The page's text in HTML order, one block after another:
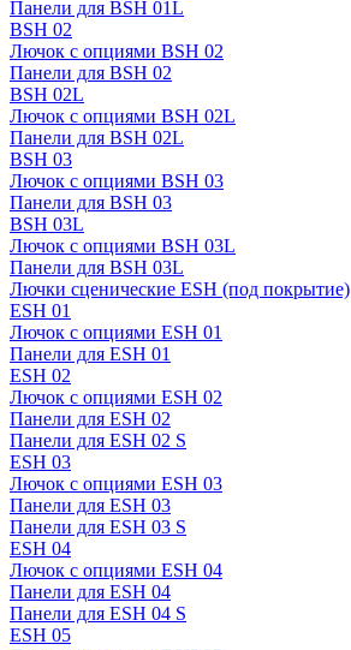
Панели для BSH 01L
BSH 02
Лючок с опциями BSH 02
Панели для BSH 02
BSH 02L
Лючок с опциями BSH 02L
Панели для BSH 02L
BSH 03
Лючок с опциями BSH 03
Панели для BSH 03
BSH 03L
Лючок с опциями BSH 03L
Панели для BSH 03L
Лючки сценические ESH (под покрытие)
ESH 01
Лючок с опциями ESH 01
Панели для ESH 01
ESH 02
Лючок с опциями ESH 02
Панели для ESH 02
Панели для ESH 02 S
ESH 03
Лючок с опциями ESH 03
Панели для ESH 03
Панели для ESH 03 S
ESH 04
Лючок с опциями ESH 04
Панели для ESH 04
Панели для ESH 04 S
ESH 05